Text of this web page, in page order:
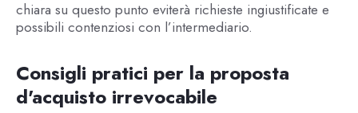
chiara su questo punto eviterà richieste ingiustificate e
possibili contenziosi con l’intermediario.
Consigli pratici per la proposta
d'acquisto irrevocabile